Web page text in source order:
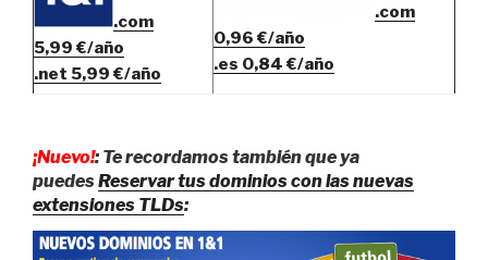
.com
5,99 €/año
.net 5,99 €/año
.com
0,96 €/año
.es 0,84 €/año
¡Nuevo!: Te recordamos también que ya
puedes Reservar tus dominios con las nuevas
extensiones TLDs: